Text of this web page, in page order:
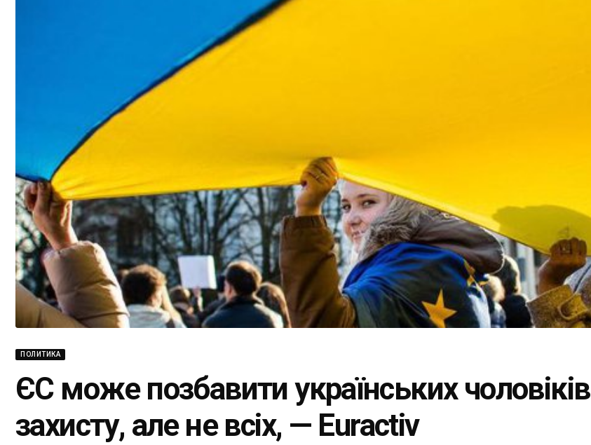
ПОЛИТИКА
ЄС може позбавити українських чоловіків
захисту, але не всіх, — Euractiv